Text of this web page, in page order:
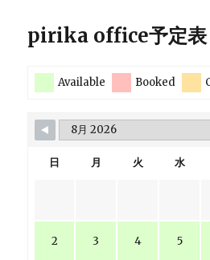
pirika office予定表
Available Booked
日 月 火 水
2 3 4 5